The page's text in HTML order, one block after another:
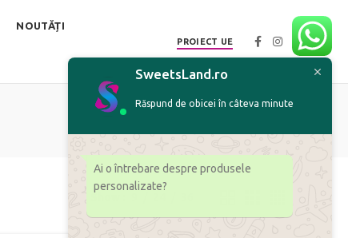
NOUTĂȚI
PROIECT UE
SweetsLand.ro
Răspund de obicei în câteva minute
Ai o întrebare despre produsele
personalizate?